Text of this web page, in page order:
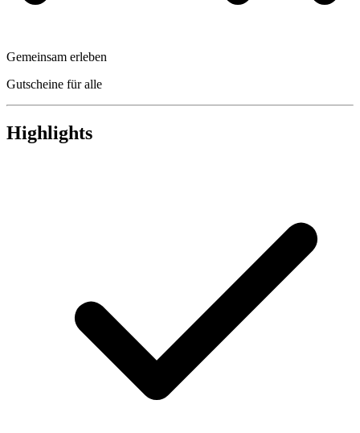
Gemeinsam erleben
Gutscheine für alle
Highlights